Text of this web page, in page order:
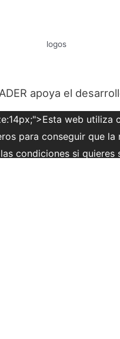
apoya el
web utiliza
para conseguir que la
condiciones si quieres